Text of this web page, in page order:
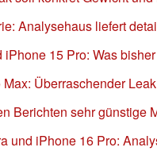
Analysehaus liefert
15 Pro: Was
Überraschender
Berichten sehr günstige
und iPhone 16 Pro: